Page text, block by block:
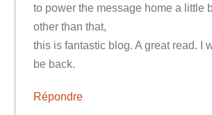
to power the message home a little
other than that,
this is fantastic blog. A great read. I
be back.
Répondre